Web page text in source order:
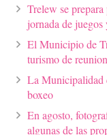
Trelew se
jornada de
El Municipio de
turismo de
La Municipalidad
boxeo
En agosto,
algunas de las